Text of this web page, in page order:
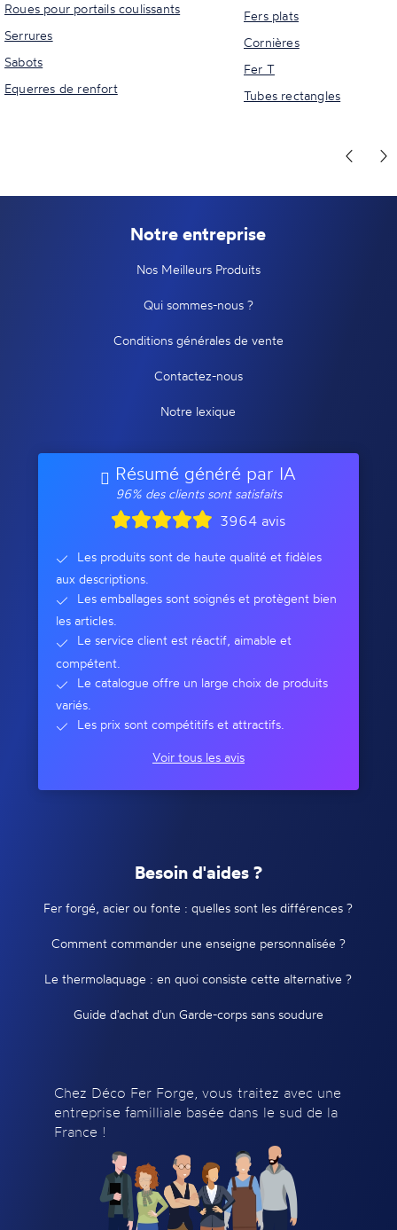
Roues pour portails coulissants
Serrures
Sabots
Equerres de renfort
Fers plats
Cornières
Fer T
Tubes rectangles
Notre entreprise
Nos Meilleurs Produits
Qui sommes-nous ?
Conditions générales de vente
Contactez-nous
Notre lexique
Résumé généré par IA
96% des clients sont satisfaits
3964 avis
Les produits sont de haute qualité et fidèles
aux descriptions.
Les emballages sont soignés et protègent bien
les articles.
Le service client est réactif, aimable et
compétent.
Le catalogue offre un large choix de produits
variés.
Les prix sont compétitifs et attractifs.
Voir tous les avis
Besoin d'aides ?
Fer forgé, acier ou fonte : quelles sont les différences ?
Comment commander une enseigne personnalisée ?
Le thermolaquage : en quoi consiste cette alternative ?
Guide d'achat d'un Garde-corps sans soudure
Chez Déco Fer Forge, vous traitez avec une
entreprise familliale basée dans le sud de la
France !